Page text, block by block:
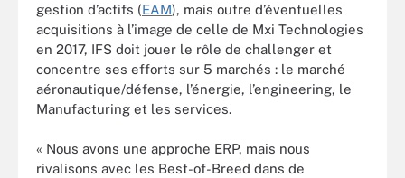
gestion d’actifs (EAM), mais outre d’éventuelles
acquisitions à l’image de celle de Mxi Technologies
en 2017, IFS doit jouer le rôle de challenger et
concentre ses efforts sur 5 marchés : le marché
aéronautique/défense, l’énergie, l’engineering, le
Manufacturing et les services.
« Nous avons une approche ERP, mais nous
rivalisons avec les Best-of-Breed dans de